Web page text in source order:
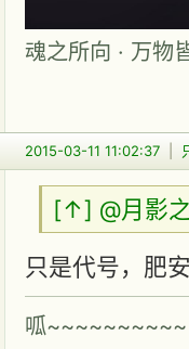
魂之所向 · 万物
2015-03-11 11:02:37
[↑] @月影
只是代号，
呱~~~~~~~~~~